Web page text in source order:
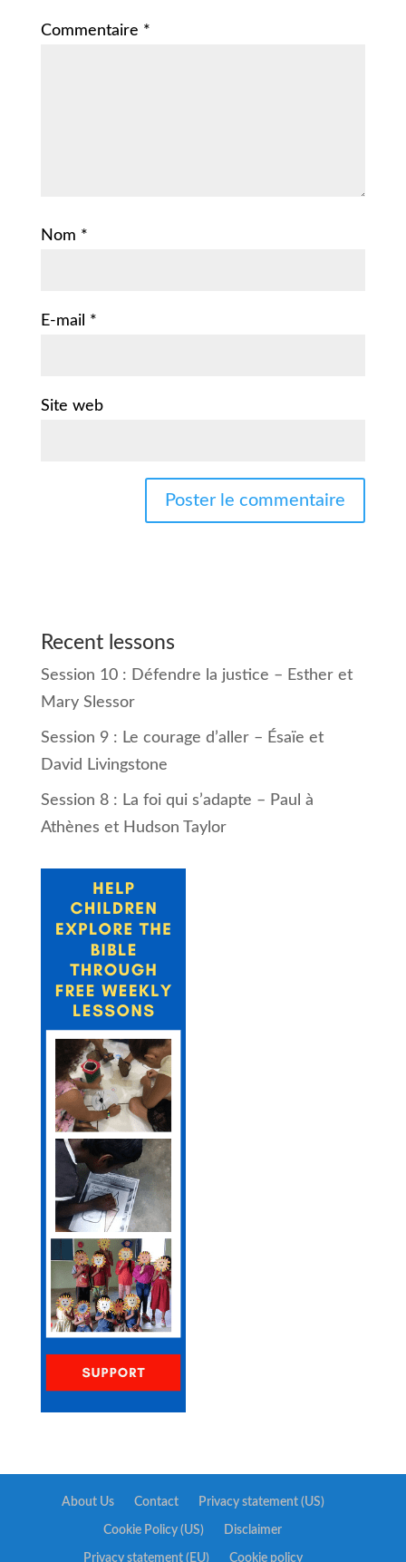
Commentaire *
Nom *
E-mail *
Site web
Recent lessons
Session 10 : Défendre la justice – Esther et
Mary Slessor
Session 9 : Le courage d’aller – Ésaïe et
David Livingstone
Session 8 : La foi qui s’adapte – Paul à
Athènes et Hudson Taylor
About Us Contact Privacy statement (US)
Cookie Policy (US) Disclaimer
Privacy statement (EU) Cookie policy